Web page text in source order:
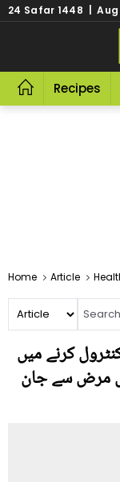
24 Safar 1448 | Aug
Recipes
Home Article
کرنے میں
مرض سے جان